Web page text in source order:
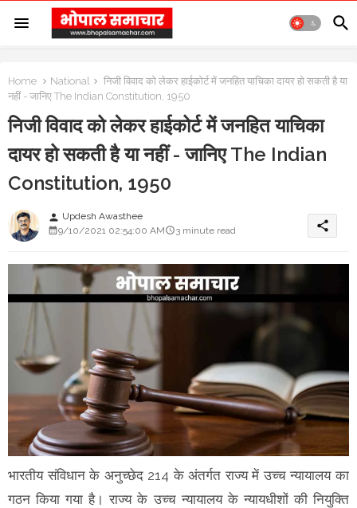
Home National
निजी विवाद को लेकर हाईकोर्ट में जनहित याचिका दायर हो सकती है या
नहीं - जानिए The Indian Constitution, 1950
निजी विवाद को लेकर हाईकोर्ट में जनहित याचिका
दायर हो सकती है या नहीं - जानिए The Indian
Constitution, 1950
person Updesh Awasthee
9/10/2021 02:54:00 AM
3 minute read share
भारतीय संविधान के अनुच्छेद 214 के अंतर्गत राज्य में उच्च न्यायालय का
गठन किया गया है। राज्य के उच्च न्यायालय के न्यायधीशों की नियुक्ति